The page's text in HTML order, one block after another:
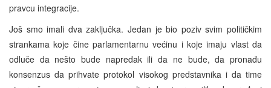
pravcu integracije.
Još smo imali dva zaključka. Jedan je bio poziv svim političkim
strankama koje čine parlamentarnu većinu i koje imaju vlast da
odluče da nešto bude napredak ili da ne bude, da pronađu
konsenzus da prihvate protokol visokog predstavnika i da time